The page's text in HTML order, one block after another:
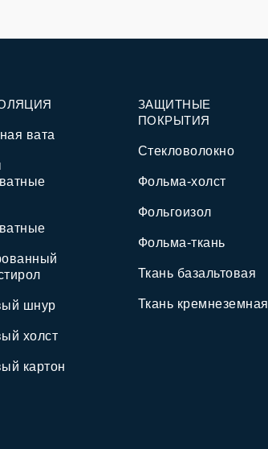
вата
шнур
холст
картон
ЗАЩИТНЫЕ
ПОКРЫТИЯ
Стекловолокно
Фольма-холст
Фольгоизол
Фольма-ткань
Ткань базальтовая
Ткань кремнеземная